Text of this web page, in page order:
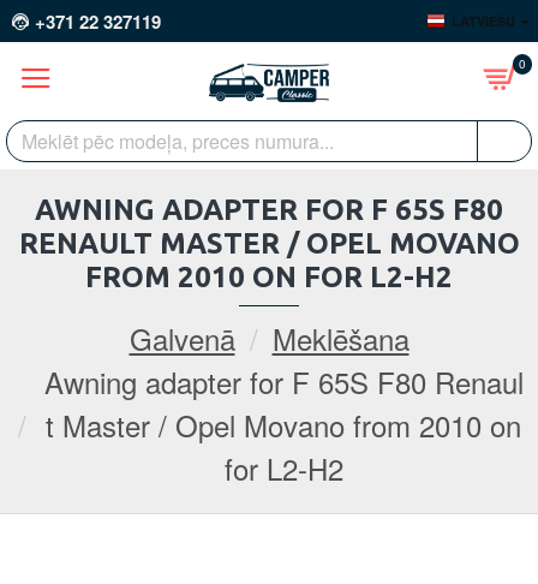
+371 22 327119 LATVIEŠU
0
Galvenā
Meklēšana
Awning adapter for F 65S F80 Renaul
t Master / Opel Movano from 2010 on
for L2-H2
AWNING ADAPTER FOR F 65S F80
RENAULT MASTER / OPEL MOVANO
FROM 2010 ON FOR L2-H2